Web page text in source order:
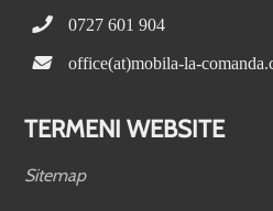
0727 601 904
office(at)mobila-la-
TERMENI WEBSITE
Sitemap